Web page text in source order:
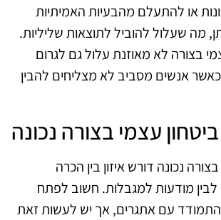
או להתעלם מהבעיות האמיתיות
מה שעלול להוביל לתוצאות שליליות.
בצורה לא מאוזנת עלול גם לגרום
אנשים מסביב לא מצליחים להבין
עצמי בצורה נכונה
נכונה דורש איזון בין הכרה
לבין מודעות למגבלות. חשוב לפתח
עם אתגרים, אך יש לעשות זאת